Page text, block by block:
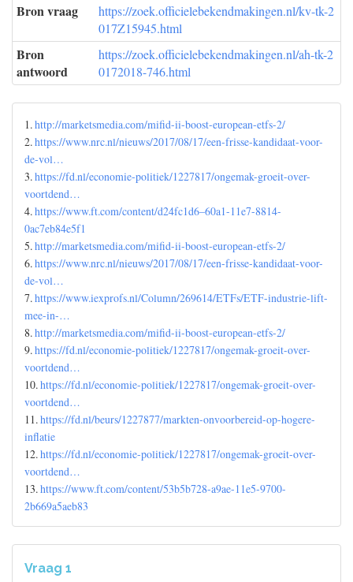
Bron vraag
https://zoek.officielebekendmakingen.nl/kv-tk-2
017Z15945.html
Bron
antwoord
https://zoek.officielebekendmakingen.nl/ah-tk-2
0172018-746.html
1.http://marketsmedia.com/mifid-ii-boost-european-etfs-2/
2.https://www.nrc.nl/nieuws/2017/08/17/een-frisse-kandidaat-voor-
de-vol…
3.https://fd.nl/economie-politiek/1227817/ongemak-groeit-over-
voortdend…
4.https://www.ft.com/content/d24fc1d6–60a1-11e7-8814-
0ac7eb84e5f1
5.http://marketsmedia.com/mifid-ii-boost-european-etfs-2/
6.https://www.nrc.nl/nieuws/2017/08/17/een-frisse-kandidaat-voor-
de-vol…
7.https://www.iexprofs.nl/Column/269614/ETFs/ETF-industrie-lift-
mee-in-…
8.http://marketsmedia.com/mifid-ii-boost-european-etfs-2/
9.https://fd.nl/economie-politiek/1227817/ongemak-groeit-over-
voortdend…
10.https://fd.nl/economie-politiek/1227817/ongemak-groeit-over-
voortdend…
11.https://fd.nl/beurs/1227877/markten-onvoorbereid-op-hogere-
inflatie
12.https://fd.nl/economie-politiek/1227817/ongemak-groeit-over-
voortdend…
13.https://www.ft.com/content/53b5b728-a9ae-11e5-9700-
2b669a5aeb83
Vraag 1